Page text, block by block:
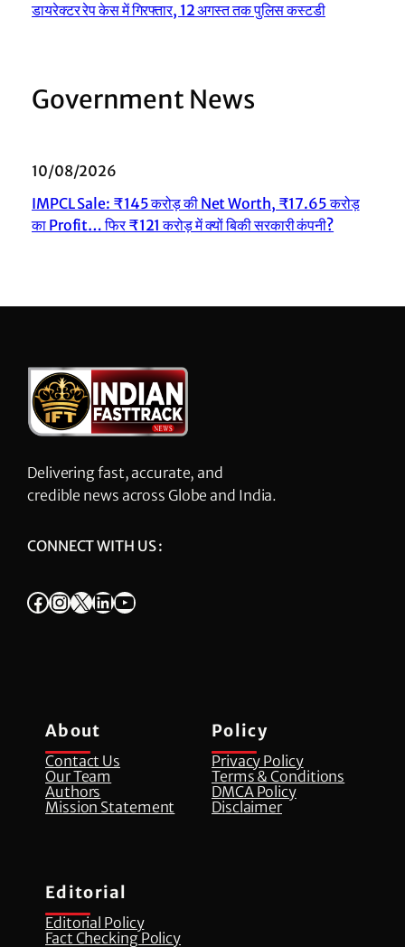
डायरेक्टर रेप केस में गिरफ्तार, 12 अगस्त तक पुलिस कस्टडी
Government News
10/08/2026
IMPCL Sale: ₹145 करोड़ की Net Worth, ₹17.65 करोड़
का Profit… फिर ₹121 करोड़ में क्यों बिकी सरकारी कंपनी?
Delivering fast, accurate, and
credible news across Globe and India.
CONNECT WITH US :
Facebook InstagramX LinkedIn YouTube
About
Contact Us
Our Team
Authors
Mission Statement
Policy
Privacy Policy
Terms & Conditions
DMCA Policy
Disclaimer
Editorial
Editorial Policy
Fact Checking Policy